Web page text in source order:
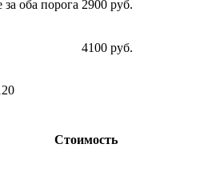
оба порога 2900 руб.
4100 руб.
Стоимость